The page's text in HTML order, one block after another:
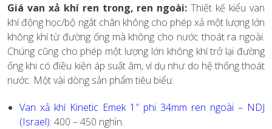
Giá van xả khí ren trong, ren ngoài: Thiết kế kiểu van
khí động học/bộ ngắt chân không cho phép xả một lượng lớn
không khí từ đường ống mà không cho nước thoát ra ngoài.
Chúng cũng cho phép một lượng lớn không khí trở lại đường
ống khi có điều kiện áp suất âm, ví dụ như do hệ thống thoát
nước. Một vài dòng sản phẩm tiêu biểu:
Van xả khí Kinetic Emek 1″ phi 34mm ren ngoài – NDJ
(Israel): 400 – 450 nghìn.